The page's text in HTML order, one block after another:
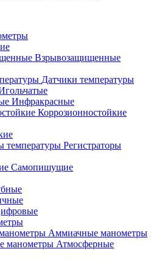
Взрывозащищенные
Датчики температуры
Инфракрасные
Коррозионностойкие
Регистраторы
Самопишущие
Аммиачные манометры
Атмосферные